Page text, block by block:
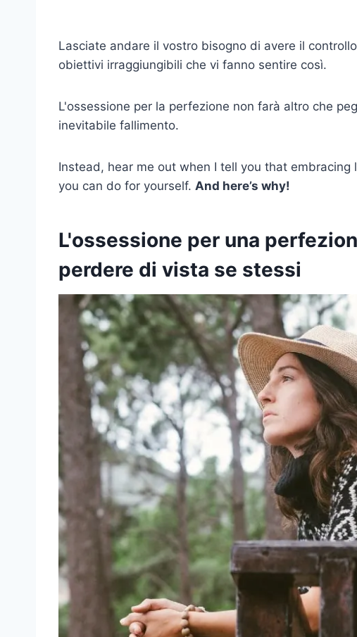
Lasciate andare il vostro bisogno di avere il
obiettivi irraggiungibili che vi fanno sentire così.
L'ossessione per la perfezione non farà altro che
inevitabile fallimento.
Instead, hear me out when I tell you that embracing
you can do for yourself. And here’s why!
L'ossessione per una
perdere di vista se stessi